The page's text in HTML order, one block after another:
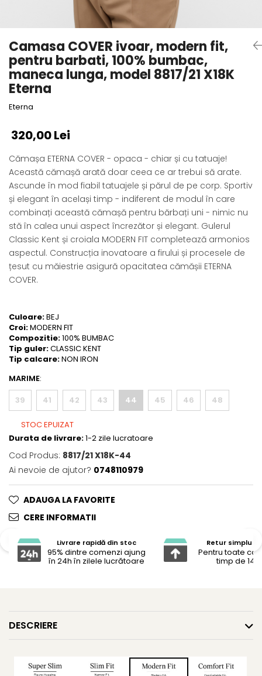
Camasa COVER ivoar, modern fit,
pentru barbati, 100% bumbac,
maneca lunga, model 8817/21 X18K
Eterna
Eterna
320,00 Lei
Cămașa ETERNA COVER - opaca - chiar și cu tatuaje!
Această cămașă arată doar ceea ce ar trebui să arate.
Ascunde în mod fiabil tatuajele și părul de pe corp. Sportiv
și elegant în același timp - indiferent de modul în care
combinați această cămașă pentru bărbați uni - nimic nu
stă în calea unui aspect încrezător și elegant. Gulerul
Classic Kent și croiala MODERN FIT completează armonios
aspectul. Construcția inovatoare a firului și procesele de
țesut cu măiestrie asigură opacitatea cămășii ETERNA
COVER.
Culoare:BEJ
Croi:MODERN FIT
Compozitie:100% BUMBAC
Tip guler:CLASSIC KENT
Tip calcare:NON IRON
MARIME:
39
41 42 43 44 45 46 48
STOC EPUIZAT
Durata de livrare:1-2 zile lucratoare
Cod Produs: 8817/21 X18K-44
Ai nevoie de ajutor? 0748110979
ADAUGA LA FAVORITE
CERE INFORMATII
Livrare rapidă din stoc
95% dintre comenzi ajung
în 24h în zilele lucrătoare
Retur simplu și
Pentru toate
timp de 14
DESCRIERE